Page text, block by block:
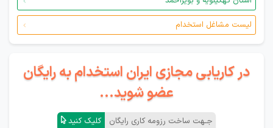
لیست مشاغل استخدام
در کاریابی مجازی ایران استخدام به رایگان
عضو شوید...
جـهت ساخت رزومه کاری رایگان کلیک کنید